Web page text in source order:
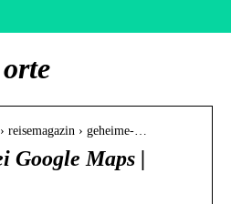
› geheime-…
Google Maps |